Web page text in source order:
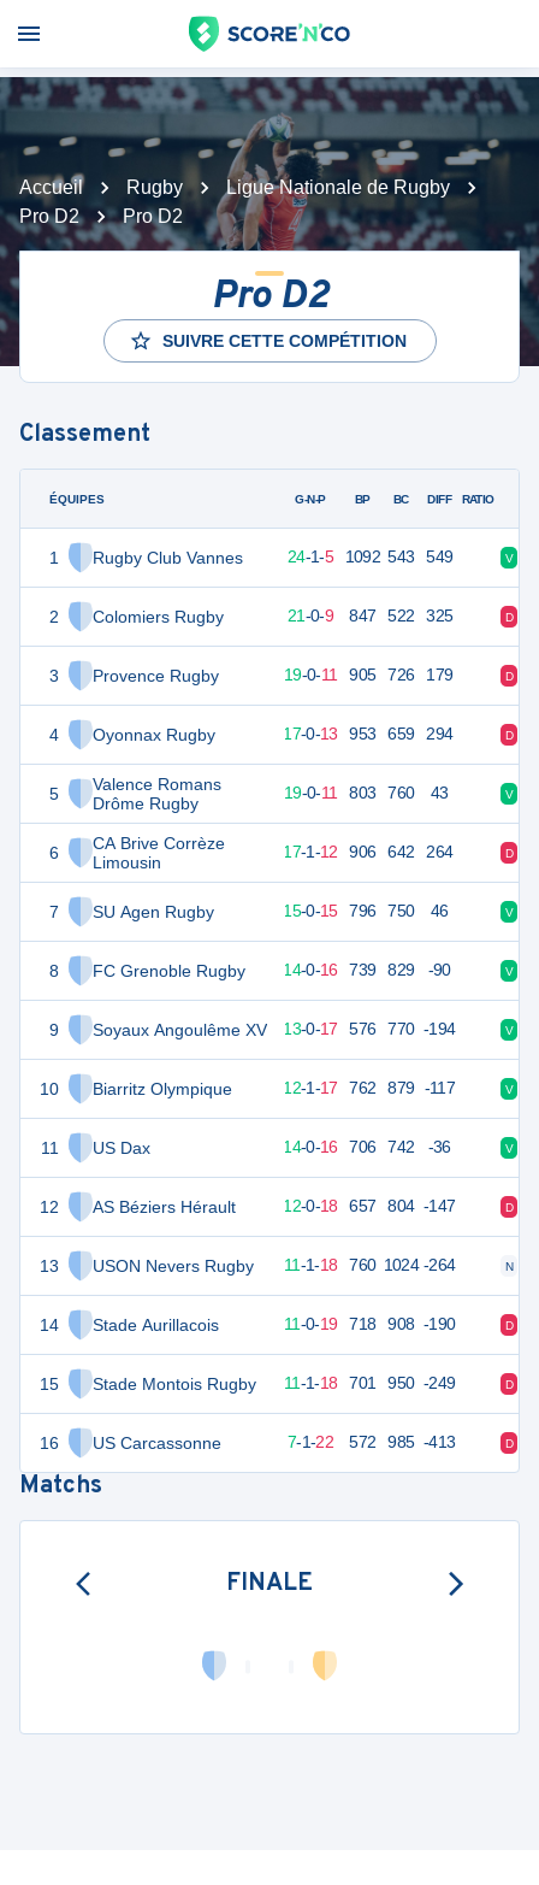
Accueil Rugby
Ligue Nationale de Rugby
Pro D2
Pro D2
Pro D2
SUIVRE CETTE COMPÉTITION
Classement
ÉQUIPES
1 Rugby Club Vannes
2 Colomiers Rugby
3 Provence Rugby
4 Oyonnax Rugby
5
Valence Romans
Drôme Rugby
6
CA Brive Corrèze
Limousin
7 SU Agen Rugby
8 FC Grenoble Rugby
9 Soyaux Angoulême XV
10 Biarritz Olympique
11 US Dax
12 AS Béziers Hérault
13 USON Nevers Rugby
14 Stade Aurillacois
15 Stade Montois Rugby
16 US Carcassonne
G-N-P BP BC DIFF RATIO
116 24-1-5 1092 543 549 V
95 21-0-9 847 522 325 D
92 19-0-11 905 726 179 D
86 17-0-13 953 659 294 D
84 19-0-11 803 760 43 V
83 17-1-12 906 642 264 D
72 15-0-15 796 750 46 V
62 14-0-16 739 829 -90 V
59 30 13-0-17 576 770 -194 V
56 12-1-17 762 879 -117 V
14-0-16 706 742 -36 V
54 12-0-18 657 804 -147 D
53 30 11-1-18 760 1024 -264 N
53 11-0-19 718 908 -190 D
51 30 11-1-18 701 950 -249 D
35 7-1-22 572 985 -413 D
Matchs
FINALE